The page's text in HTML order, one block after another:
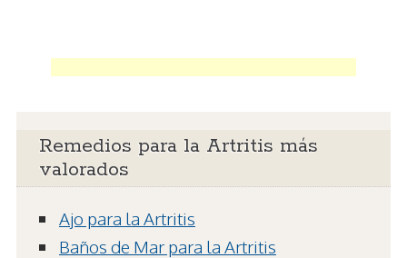
Remedios para la Artritis más
valorados
Ajo para la Artritis
Baños de Mar para la Artritis